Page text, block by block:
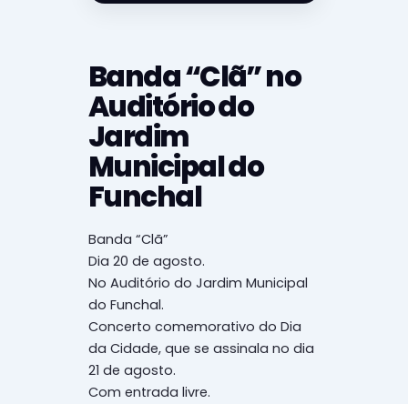
Banda “Clã” no
Auditório do
Jardim
Municipal do
Funchal
Banda “Clã”
Dia 20 de agosto.
No Auditório do Jardim Municipal
do Funchal.
Concerto comemorativo do Dia
da Cidade, que se assinala no dia
21 de agosto.
Com entrada livre.